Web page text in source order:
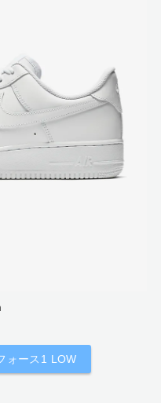
ォース1 LOW